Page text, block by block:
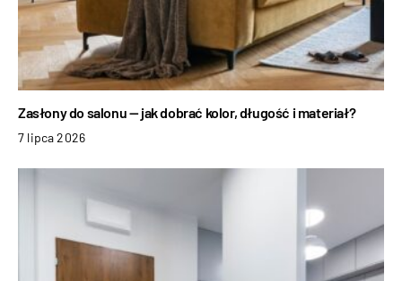
Zasłony do salonu — jak dobrać kolor, długość i materiał?
7 lipca 2026